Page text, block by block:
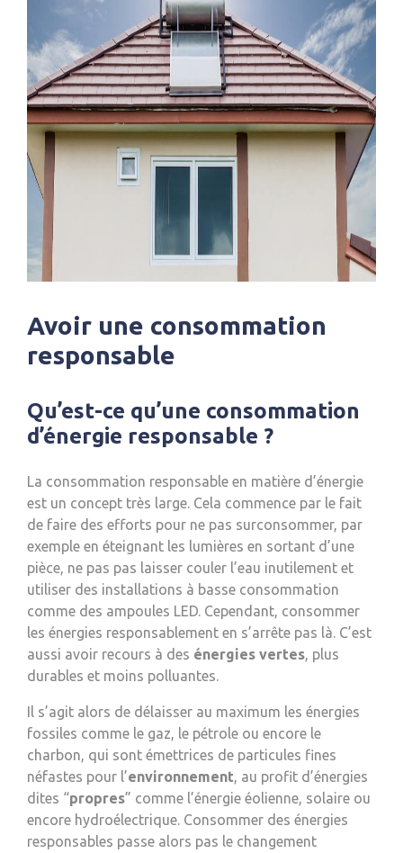
Avoir une consommation
responsable
Qu’est-ce qu’une consommation
d’énergie responsable ?
La consommation responsable en matière d’énergie
est un concept très large. Cela commence par le fait
de faire des efforts pour ne pas surconsommer, par
exemple en éteignant les lumières en sortant d’une
pièce, ne pas pas laisser couler l’eau inutilement et
utiliser des installations à basse consommation
comme des ampoules LED. Cependant, consommer
les énergies responsablement en s’arrête pas là. C’est
aussi avoir recours à des énergies vertes, plus
durables et moins polluantes.
Il s’agit alors de délaisser au maximum les énergies
fossiles comme le gaz, le pétrole ou encore le
charbon, qui sont émettrices de particules fines
néfastes pour l’environnement, au profit d’énergies
dites “propres” comme l’énergie éolienne, solaire ou
encore hydroélectrique. Consommer des énergies
responsables passe alors pas le changement